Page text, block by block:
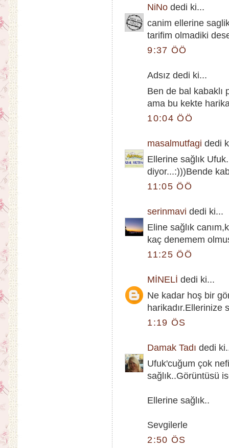
NiNo dedi ki...
canim ellerine
tarifim olmadiki
9:37 ÖÖ
Adsız dedi ki...
Ben de bal kabaklı
ama bu kekte
10:04 ÖÖ
masalmutfagi dedi
Ellerine sağlık
diyor...:)))Bende
11:05 ÖÖ
serinmavi dedi ki...
Eline sağlık
kaç denemem
11:25 ÖÖ
MİNELİ dedi ki...
Ne kadar hoş bir
harikadır.Ellerinize
1:19 ÖS
Damak Tadı dedi
Ufuk'cuğum çok
sağlık..Görüntüsü
Ellerine sağlık..
Sevgilerle
2:50 ÖS